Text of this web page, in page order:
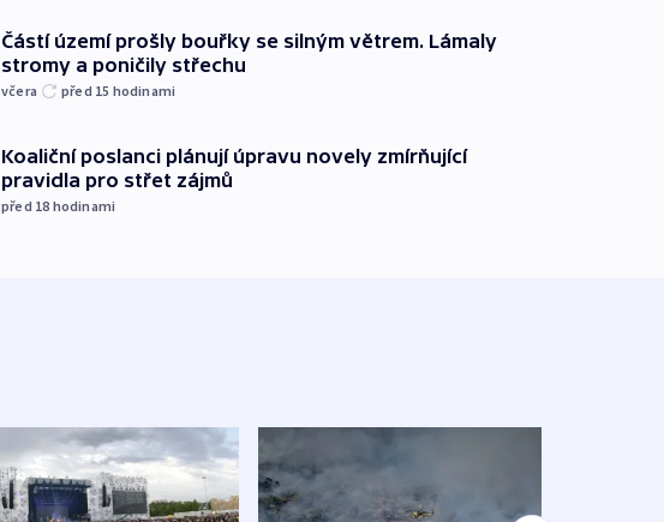
Částí území prošly bouřky se silným větrem. Lámaly
stromy a poničily střechu
včera před 15 hodinami
Koaliční poslanci plánují úpravu novely zmírňující
pravidla pro střet zájmů
před 18 hodinami